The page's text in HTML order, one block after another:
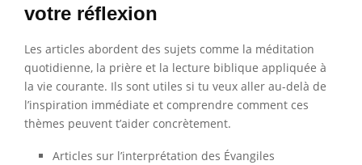
votre réflexion
Les articles abordent des sujets comme la méditation
quotidienne, la prière et la lecture biblique appliquée à
la vie courante. Ils sont utiles si tu veux aller au-delà de
l’inspiration immédiate et comprendre comment ces
thèmes peuvent t’aider concrètement.
Articles sur l’interprétation des Évangiles